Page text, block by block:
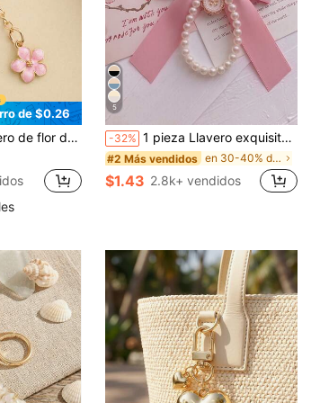
de $0.26
para bolso, coche, regalo para amiga, hermana, madre, padre, graduación y maestro
5
-32% 1 pieza Llavero exquisito con lazo rosa mate y perla falsa, regalo perfecto para el Día de San Valentín
#2 Más vendidos en 30-40% de descuento Accesorios para Llavero
$1.43 2.8k+ vendidos